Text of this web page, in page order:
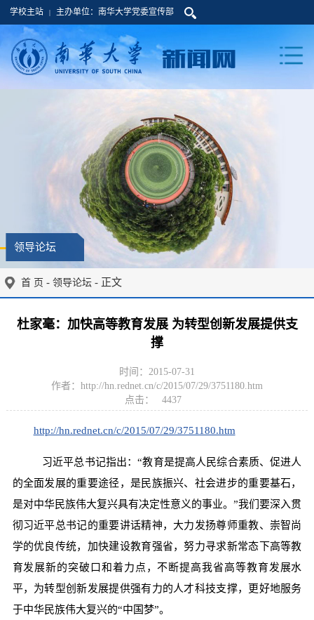
学校主站 | 主办单位：南华大学党委宣传部
领导论坛
首 页 - 领导论坛 - 正文
杜家毫：加快高等教育发展 为转型创新发展提供支
撑
时间：2015-07-31
作者：http://hn.rednet.cn/c/2015/07/29/3751180.htm
点击：
4437
http://hn.rednet.cn/c/2015/07/29/3751180.htm
习近平总书记指出：“教育是提高人民综合素质、促进人
的全面发展的重要途径，是民族振兴、社会进步的重要基石，
是对中华民族伟大复兴具有决定性意义的事业。”我们要深入贯
彻习近平总书记的重要讲话精神，大力发扬尊师重教、崇智尚
学的优良传统，加快建设教育强省，努力寻求新常态下高等教
育发展新的突破口和着力点，不断提高我省高等教育发展水
平，为转型创新发展提供强有力的人才科技支撑，更好地服务
于中华民族伟大复兴的“中国梦”。